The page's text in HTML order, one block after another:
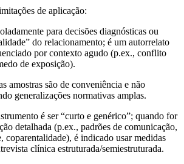
de aplicação:
para decisões diagnósticas ou
do relacionamento; é um autorrelato
por contexto agudo (p.ex., conflito
de exposição).
amostras são de conveniência e não
generalizações normativas amplas.
é ser “curto e genérico”; quando for
detalhada (p.ex., padrões de comunicação,
coparentalidade), é indicado usar medidas
clínica estruturada/semiestruturada.